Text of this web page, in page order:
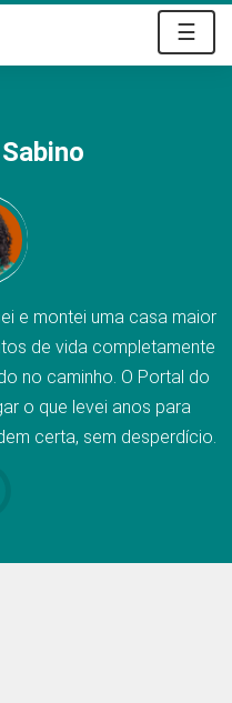
☰
e montei uma casa maior
de vida completamente
no caminho. O Portal do
o que levei anos para
certa, sem desperdício.